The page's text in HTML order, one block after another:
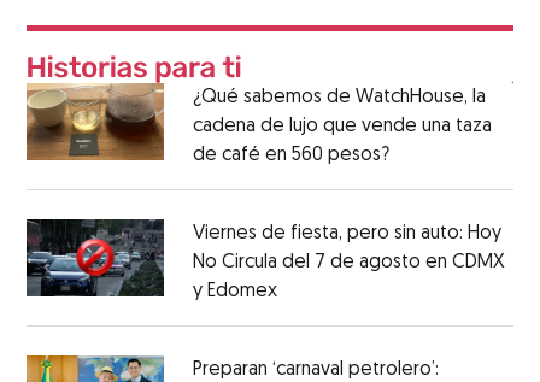
¿Qué sabemos de WatchHouse, la
cadena de lujo que vende una taza
de café en 560 pesos?
Viernes de fiesta, pero sin auto: Hoy
No Circula del 7 de agosto en CDMX
y Edomex
Preparan ‘carnaval petrolero’: